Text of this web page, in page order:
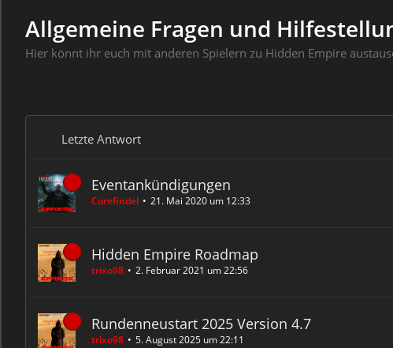
Allgemeine Fragen und
Hier könnt ihr euch mit anderen Spielern zu Hidden Empire
Letzte Antwort
Eventankündigungen
Corefindel 21. Mai 2020 um 12:33
Hidden Empire Roadmap
trixo98 2. Februar 2021 um 22:56
Rundenneustart 2025 Version 4.7
trixo98 5. August 2025 um 22:11